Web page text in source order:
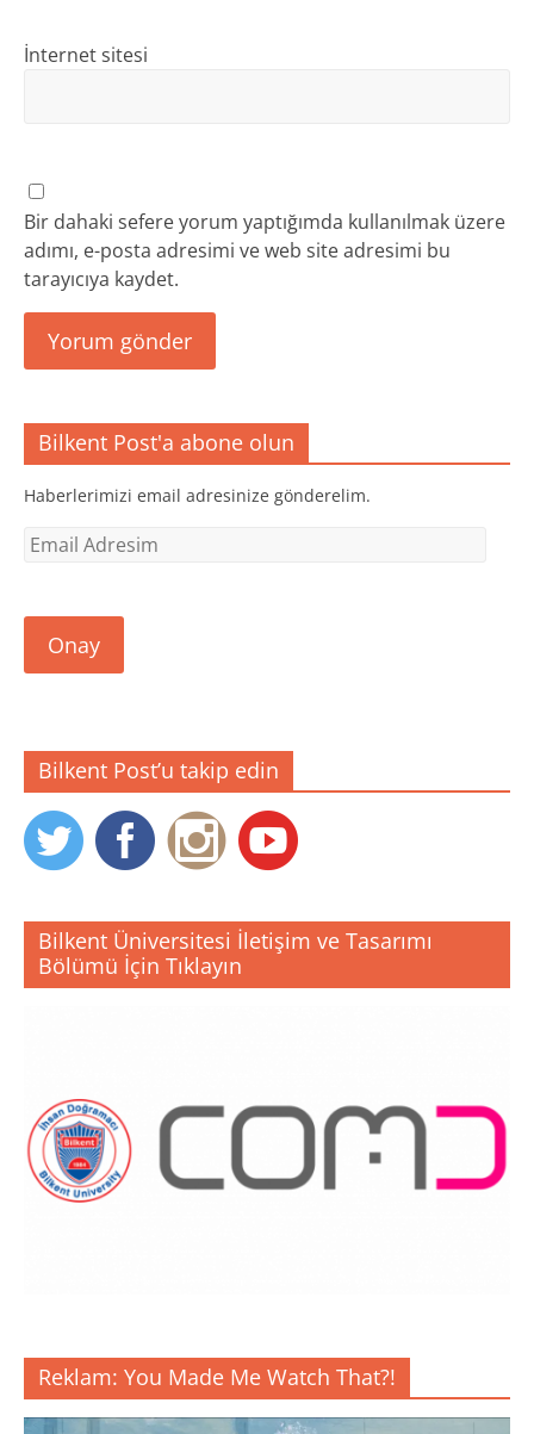
İnternet sitesi
Bir dahaki sefere yorum yaptığımda kullanılmak üzere
adımı, e-posta adresimi ve web site adresimi bu
tarayıcıya kaydet.
Bilkent Post'a abone olun
Haberlerimizi email adresinize gönderelim.
Email
Onay
Bilkent Post’u takip edin
Bilkent Üniversitesi İletişim ve Tasarımı
Bölümü İçin Tıklayın
Reklam: You Made Me Watch That?!